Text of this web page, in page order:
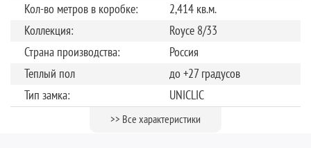
Кол-во метров в коробке:
2,414 кв.м.
Коллекция:
Royce 8/33
Страна производства:
Россия
Теплый пол
до +27 градусов
Тип замка:
UNICLIC
8
>> Все характеристики